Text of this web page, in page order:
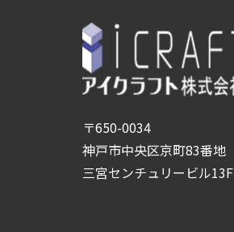
〒650-0034
神戸市中央区京町83番地
三宮センチュリービル13F